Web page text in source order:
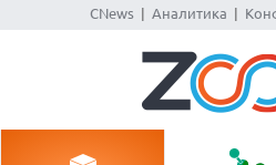
CNews| Аналитика